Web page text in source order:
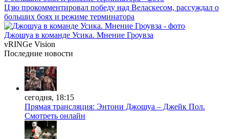
Цзю прокомментировал победу над Веласкесом, рассуждал о
больших боях и режиме терминатора
Джошуа в команде Усика. Мнение Гроувза
vRINGe Vision
Последние новости
сегодня, 18:15
Прямая трансляция: Энтони Джошуа – Джейк Пол.
Смотреть онлайн